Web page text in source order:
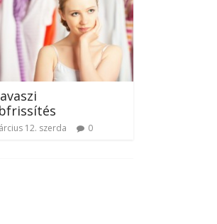
12. szerda 0